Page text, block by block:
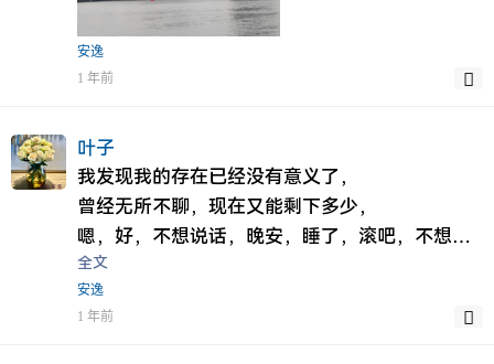
我已经看到，
或者说很早就有这种感应，
但是不死心的我一直在缠着你，
其实我真的是想挽留一下局面，或许做个朋友都
好，
今天去到沙面，在去到你世茂天鹅湾附近，但是
我终归开不了口，但是也给了不少惊醒，也许你
知道但是你已经不需要，
这段时间我确实过于执着了，过于依赖了，
最后离开了广州，
安逸
1 年前
叶子
我发现我的存在已经没有意义了，
曾经无所不聊，现在又能剩下多少，
嗯，好，不想说话，晚安，睡了，滚吧，不想理
你，
渐渐的我也不知道如何做了，
说多怕你嫌烦，
全文
安逸
1 年前